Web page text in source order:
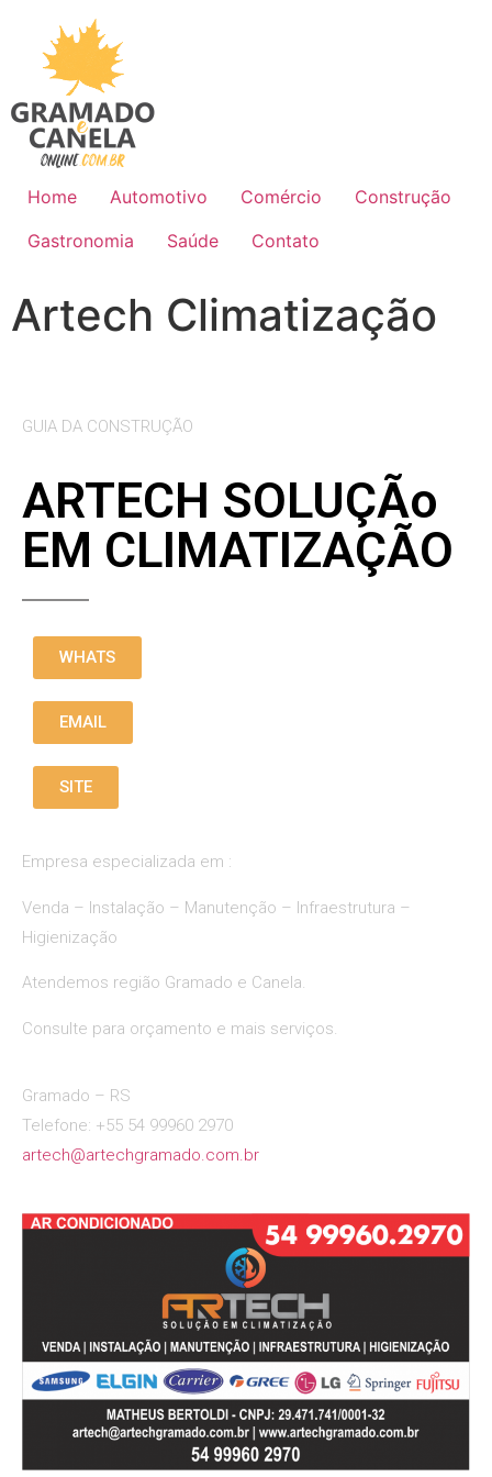
Home Automotivo Comércio
Construção
Gastronomia
Saúde Contato
Artech Climatização
GUIA DA CONSTRUÇÃO
ARTECH SOLUÇÃo
EM CLIMATIZAÇÃO
WHATS
EMAIL
SITE
Empresa especializada em :
Venda – Instalação – Manutenção – Infraestrutura –
Higienização
Atendemos região Gramado e Canela.
Consulte para orçamento e mais serviços.
Gramado – RS
Telefone: +55 54 99960 2970
artech@artechgramado.com.br